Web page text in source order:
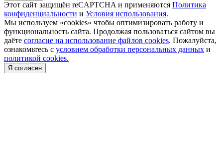
Этот сайт защищён reCAPTCHA и применяются Политика
конфиденциальности и Условия использования.
Мы используем «cookies» чтобы оптимизировать работу и
функциональность сайта. Продолжая пользоваться сайтом вы
даёте согласие на использование файлов cookies. Пожалуйста,
ознакомьтесь с условием обработки персональных данных и
политикой cookies.
Я согласен